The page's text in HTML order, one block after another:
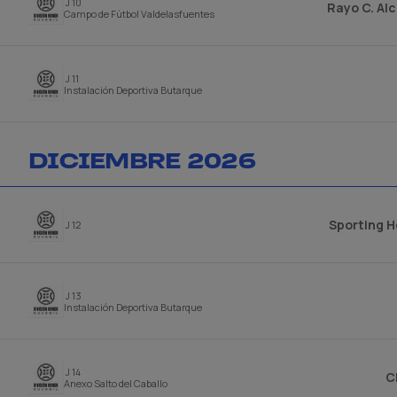
Campo de Fútbol Valdelasfuentes
Rayo C.
J 11
Instalación Deportiva Butarque
DICIEMBRE 2026
J 12 Sporting
J 13
Instalación Deportiva Butarque
J 14
Anexo Salto del Caballo